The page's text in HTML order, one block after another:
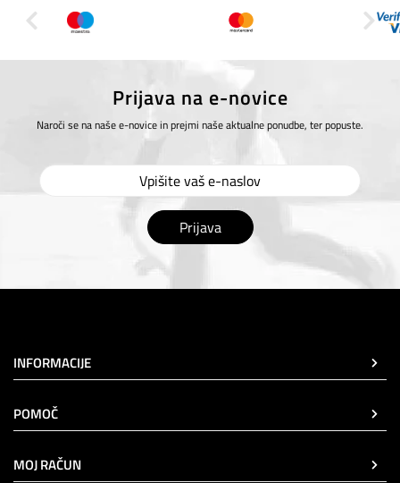
Prijava na e-novice
Naroči se na naše e-novice in prejmi naše aktualne ponudbe, ter popuste.
Prijava
INFORMACIJE
POMOČ
MOJ RAČUN